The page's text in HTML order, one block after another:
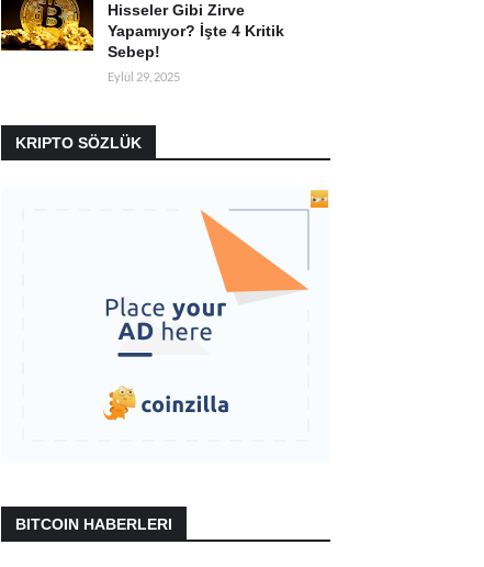
Hisseler Gibi Zirve
Yapamıyor? İşte 4 Kritik
Sebep!
Eylül 29, 2025
KRIPTO SÖZLÜK
BITCOIN HABERLERI